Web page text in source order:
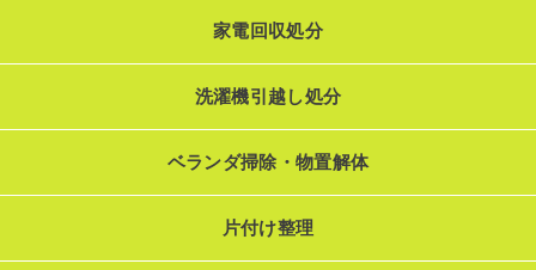
家電回収処分
洗濯機引越し処分
ベランダ掃除・物置解体
片付け整理